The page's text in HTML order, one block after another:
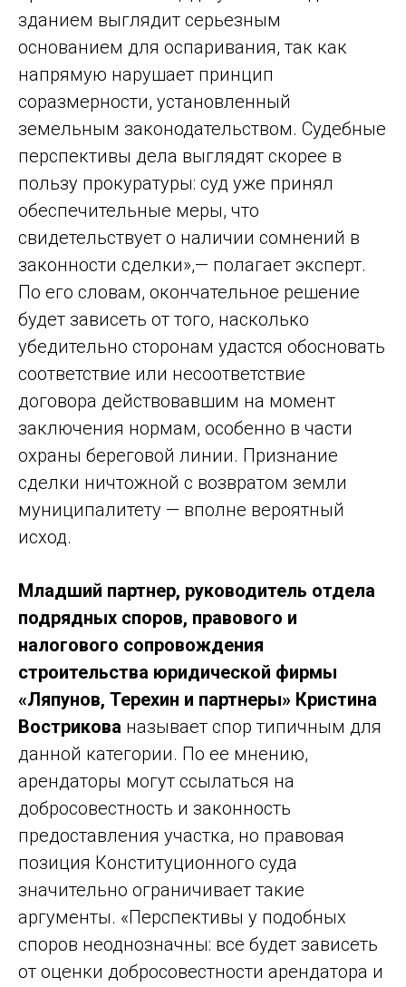
зданием выглядит серьезным
основанием для оспаривания, так как
напрямую нарушает принцип
соразмерности, установленный
земельным законодательством. Судебные
перспективы дела выглядят скорее в
пользу прокуратуры: суд уже принял
обеспечительные меры, что
свидетельствует о наличии сомнений в
законности сделки»,— полагает эксперт.
По его словам, окончательное решение
будет зависеть от того, насколько
убедительно сторонам удастся обосновать
соответствие или несоответствие
договора действовавшим на момент
заключения нормам, особенно в части
охраны береговой линии. Признание
сделки ничтожной с возвратом земли
муниципалитету — вполне вероятный
исход.
Младший партнер, руководитель отдела
подрядных споров, правового и
налогового сопровождения
строительства юридической фирмы
«Ляпунов, Терехин и партнеры» Кристина
Вострикова называет спор типичным для
данной категории. По ее мнению,
арендаторы могут ссылаться на
добросовестность и законность
предоставления участка, но правовая
позиция Конституционного суда
значительно ограничивает такие
аргументы. «Перспективы у подобных
споров неоднозначны: все будет зависеть
от оценки добросовестности арендатора и